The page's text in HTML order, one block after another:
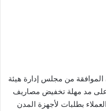
من مجلس إدارة هيئة
على مد مهلة تخفيض مصاريف
تقدم العملاء بطلبات لأجهزة المدن